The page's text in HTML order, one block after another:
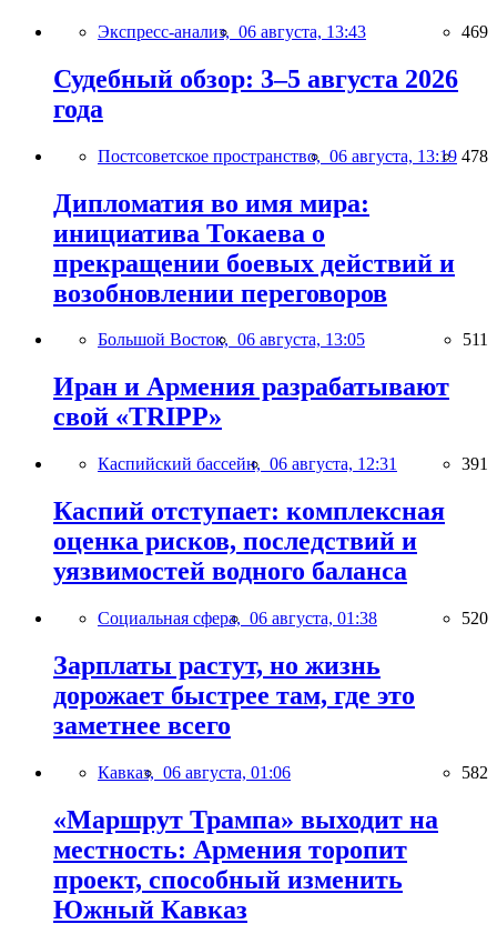
Экспресс-анализ, 06 августа, 13:43 469
Судебный обзор: 3–5 августа 2026
года
Постсоветское пространство, 06 августа, 13:19 478
Дипломатия во имя мира:
инициатива Токаева о
прекращении боевых действий и
возобновлении переговоров
Большой Восток, 06 августа, 13:05 511
Иран и Армения разрабатывают
свой «TRIPP»
Каспийский бассейн, 06 августа, 12:31 391
Каспий отступает: комплексная
оценка рисков, последствий и
уязвимостей водного баланса
Социальная сфера, 06 августа, 01:38 520
Зарплаты растут, но жизнь
дорожает быстрее там, где это
заметнее всего
Кавказ, 06 августа, 01:06 582
«Маршрут Трампа» выходит на
местность: Армения торопит
проект, способный изменить
Южный Кавказ